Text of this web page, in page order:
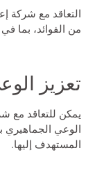
التعاقد مع شركة
من الفوائد، بما
تعزيز
يمكن للتعاقد مع
الوعي الجماهيري
المستهدف إليها.